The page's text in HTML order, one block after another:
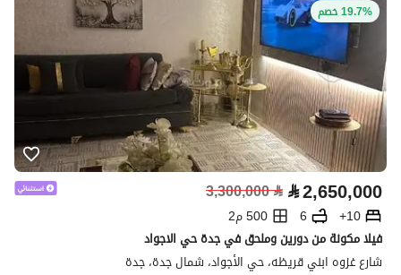
19.7% خصم
⃁2,650,000
⃁
3,300,000
10+
6
500 م2
فيلا مكونة من دورين وملحق في جدة حي الاجواد
شارع غزوه ابني قريظه، حي الأجواد، شمال جدة، جدة